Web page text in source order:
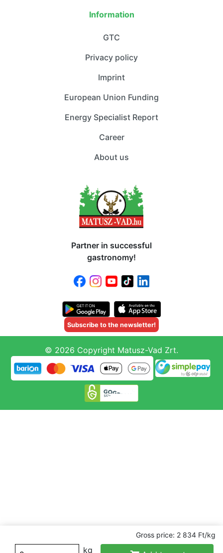
Gross price: 2 834 Ft/kg
kg
Information
GTC
Privacy policy
Imprint
European Union Funding
Energy Specialist Report
Career
About us
Partner in successful
gastronomy!
Subscribe to the newsletter!
© 2026 Copyright Matusz-Vad Zrt.